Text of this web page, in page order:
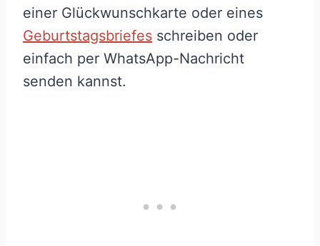
einer Glückwunschkarte oder eines
Geburtstagsbriefes schreiben oder
einfach per WhatsApp-Nachricht
senden kannst.